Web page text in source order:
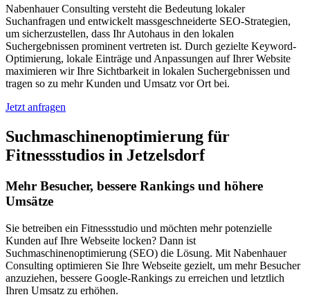
Nabenhauer Consulting versteht die Bedeutung lokaler
Suchanfragen und entwickelt massgeschneiderte SEO-Strategien,
um sicherzustellen, dass Ihr Autohaus in den lokalen
Suchergebnissen prominent vertreten ist. Durch gezielte Keyword-
Optimierung, lokale Einträge und Anpassungen auf Ihrer Website
maximieren wir Ihre Sichtbarkeit in lokalen Suchergebnissen und
tragen so zu mehr Kunden und Umsatz vor Ort bei.
Jetzt anfragen
Suchmaschinenoptimierung für
Fitnessstudios in Jetzelsdorf
Mehr Besucher, bessere Rankings und höhere
Umsätze
Sie betreiben ein Fitnessstudio und möchten mehr potenzielle
Kunden auf Ihre Webseite locken? Dann ist
Suchmaschinenoptimierung (SEO) die Lösung. Mit Nabenhauer
Consulting optimieren Sie Ihre Webseite gezielt, um mehr Besucher
anzuziehen, bessere Google-Rankings zu erreichen und letztlich
Ihren Umsatz zu erhöhen.